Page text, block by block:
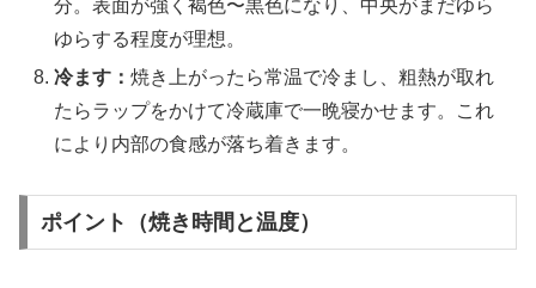
分。表面が強く褐色〜黒色になり、中央がまだゆら
ゆらする程度が理想。
冷ます：焼き上がったら常温で冷まし、粗熱が取れ
たらラップをかけて冷蔵庫で一晩寝かせます。これ
により内部の食感が落ち着きます。
ポイント（焼き時間と温度）